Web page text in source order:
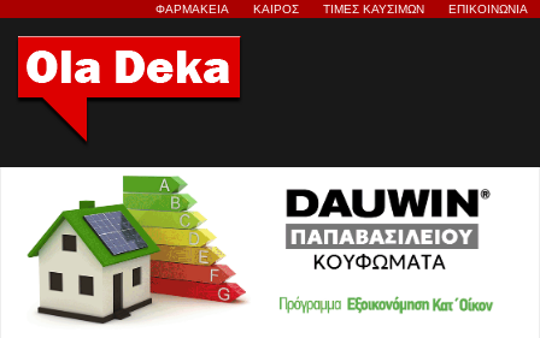
ΦΑΡΜΑΚΕΙΑ ΚΑΙΡΟΣ ΤΙΜΕΣ ΚΑΥΣΙΜΩΝ ΕΠΙΚΟΙΝΩΝΙΑ